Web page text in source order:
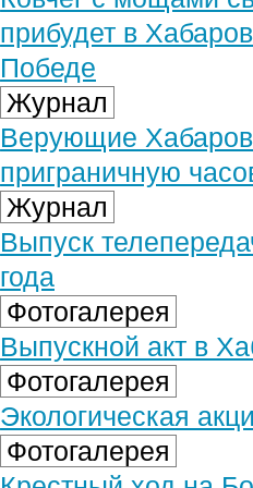
прибудет в
Победе
Журнал
Верующие
приграничную
Журнал
Выпуск
года
Фотогалерея
Выпускной акт в
Фотогалерея
Экологическая
Фотогалерея